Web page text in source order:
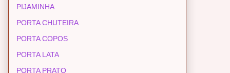
PIJAMINHA
PORTA CHUTEIRA
PORTA COPOS
PORTA LATA
PORTA PRATO